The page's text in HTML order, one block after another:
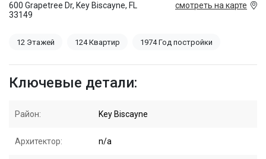
600 Grapetree Dr, Key Biscayne, FL
33149
смотреть на карте
12 Этажей 124 Квартир 1974 Год постройки
Ключевые детали:
Район: Key Biscayne
Архитектор: n/a